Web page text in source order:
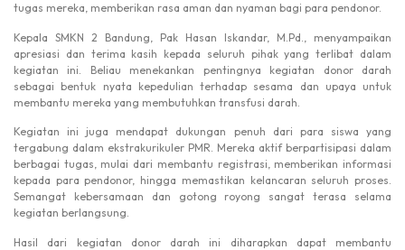
tugas mereka, memberikan rasa aman dan nyaman bagi para pendonor.
Kepala SMKN 2 Bandung, Pak Hasan Iskandar, M.Pd., menyampaikan
apresiasi dan terima kasih kepada seluruh pihak yang terlibat dalam
kegiatan ini. Beliau menekankan pentingnya kegiatan donor darah
sebagai bentuk nyata kepedulian terhadap sesama dan upaya untuk
membantu mereka yang membutuhkan transfusi darah.
Kegiatan ini juga mendapat dukungan penuh dari para siswa yang
tergabung dalam ekstrakurikuler PMR. Mereka aktif berpartisipasi dalam
berbagai tugas, mulai dari membantu registrasi, memberikan informasi
kepada para pendonor, hingga memastikan kelancaran seluruh proses.
Semangat kebersamaan dan gotong royong sangat terasa selama
kegiatan berlangsung.
Hasil dari kegiatan donor darah ini diharapkan dapat membantu